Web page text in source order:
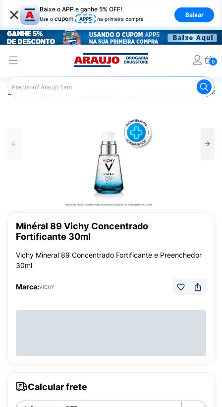
× Baixe o APP e ganhe 5% OFF!
Use o cupom APP5 na primeira compra
Baixar
0
Araujo Dermocosméticos Dermocosméticos para o
Minéral 89 Vichy Concentrado
Fortificante 30ml
Vichy Mineral 89 Concentrado Fortificante e Preenchedor
30ml
Marca:VICHY
Calcular frete